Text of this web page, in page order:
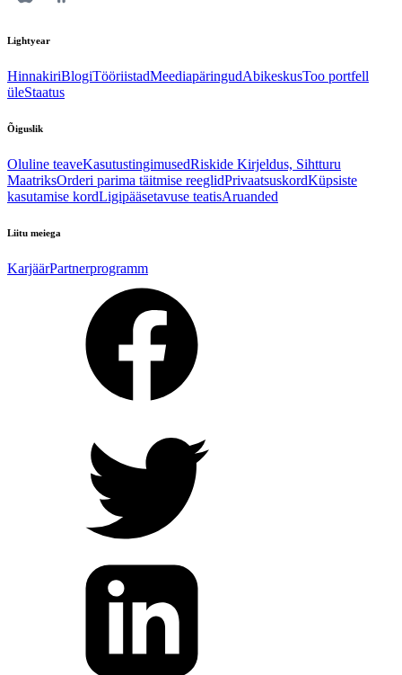
Lightyear
HinnakiriBlogiTööriistadMeediapäringudAbikeskusToo portfell
üleStaatus
Õiguslik
Oluline teaveKasutustingimusedRiskide Kirjeldus, Sihtturu
MaatriksOrderi parima täitmise reeglidPrivaatsuskordKüpsiste
kasutamise kordLigipääsetavuse teatisAruanded
Liitu meiega
KarjäärPartnerprogramm